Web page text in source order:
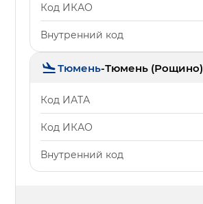
Код ИКАО
Внутренний код
Тюмень-Тюмень (Рощино)
Код ИАТА
Код ИКАО
Внутренний код